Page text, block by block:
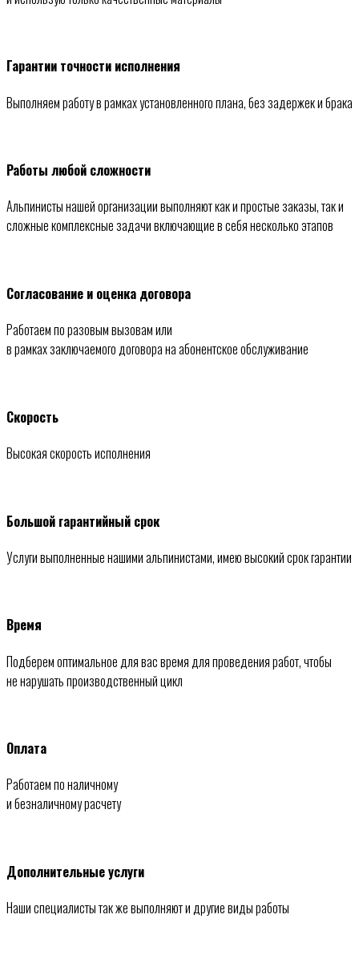
Гарантии точности исполнения
Выполняем работу в рамках установленного плана, без задержек и брака
Работы любой сложности
Альпинисты нашей организации выполняют как и простые заказы, так и
сложные комплексные задачи включающие в себя несколько этапов
Согласование и оценка договора
Работаем по разовым вызовам или
в рамках заключаемого договора на абонентское обслуживание
Скорость
Высокая скорость исполнения
Большой гарантийный срок
Услуги выполненные нашими альпинистами, имею высокий срок гарантии
Время
Подберем оптимальное для вас время для проведения работ, чтобы
не нарушать производственный цикл
Оплата
Работаем по наличному
и безналичному расчету
Дополнительные услуги
Наши специалисты так же выполняют и другие виды работы